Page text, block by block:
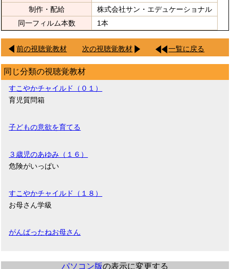
制作・配給
株式会社サン・エデュケーショナル
同一フィルム本数
1本
前の視聴覚教材 次の視聴覚教材 一覧に戻る
同じ分類の視聴覚教材
すこやかチャイルド（０１）
育児質問箱
子どもの意欲を育てる
３歳児のあゆみ（１６）
危険がいっぱい
すこやかチャイルド（１８）
お母さん学級
がんばったねお母さん
パソコン版の表示に変更する